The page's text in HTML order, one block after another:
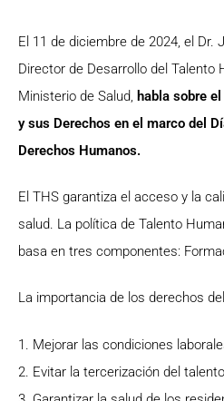
El 11 de diciembre de 2024, el Dr.
Director de Desarrollo del Talento
Ministerio de Salud, habla sobre
y sus Derechos en el marco del
Derechos Humanos.
El THS garantiza el acceso y la
salud. La política de Talento
basa en tres componentes:
La importancia de los derechos
1. Mejorar las condiciones
2. Evitar la tercerización del